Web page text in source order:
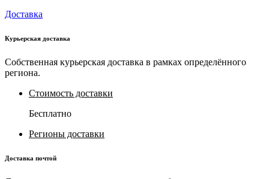
Доставка
Курьерская доставка
Собственная курьерская доставка в рамках определённого
региона.
Стоимость доставки
Бесплатно
Регионы доставки
Доставка почтой